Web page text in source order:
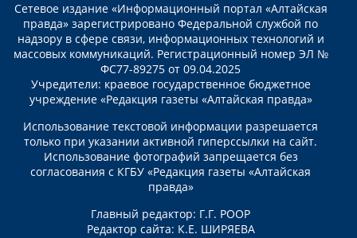
Сетевое издание «Информационный портал «Алтайская
правда» зарегистрировано Федеральной службой по
надзору в сфере связи, информационных технологий и
массовых коммуникаций. Регистрационный номер ЭЛ №
ФС77-89275 от 09.04.2025
Учредители: краевое государственное бюджетное
учреждение «Редакция газеты «Алтайская правда»
Использование текстовой информации разрешается
только при указании активной гиперссылки на сайт.
Использование фотографий запрещается без
согласования с КГБУ «Редакция газеты «Алтайская
правда»
Главный редактор: Г.Г. РООР
Редактор сайта: К.Е. ШИРЯЕВА